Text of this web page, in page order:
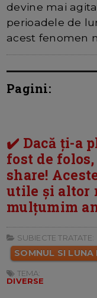
devine mai
perioadele de
acest fenomen
Pagini:
✔️ Dacă ți-a
fost de
share!
utile și altor
mulțumim
SUBIECTE TRATATE:
SOMNUL SI LUNA
TEMA:
DIVERSE